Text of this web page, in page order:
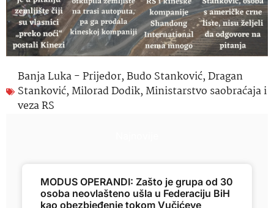
Banja Luka - Prijedor,Budo Stanković,Dragan
Stanković,Milorad Dodik,Ministarstvo saobraćaja i
veza RS
MODUS OPERANDI: Zašto je grupa od 30
osoba neovlašteno ušla u Federaciju BiH
kao obezbjeđenje tokom Vučićeve